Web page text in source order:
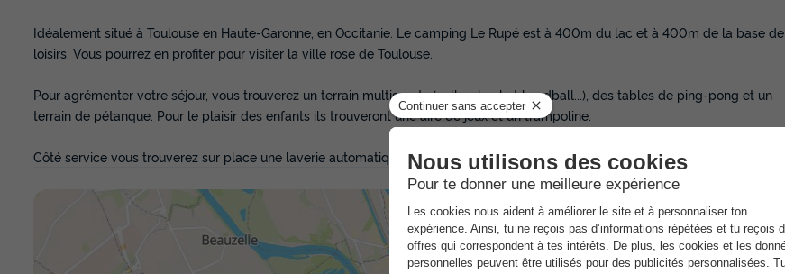
Idéalement situé à Toulouse en Haute-Garonne, en Occitanie. Le camping Le Rupé est à 400m du lac et à 400m de la base de
loisirs. Vous pourrez en profiter pour visiter la ville rose de Toulouse.
Pour agrémenter votre séjour, vous trouverez un terrain multisports (volley, basket handball...), des tables de ping-pong et un
terrain de pétanque. Pour le plaisir des enfants ils trouveront une aire de jeux et un trampoline.
Côté service vous trouverez sur place une laverie automatique (payante) ainsi qu'une épicerie de dépannage à la réception.